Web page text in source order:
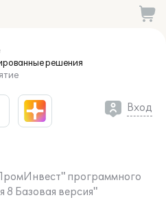
решения
Вход
программного
8 Базовая версия"